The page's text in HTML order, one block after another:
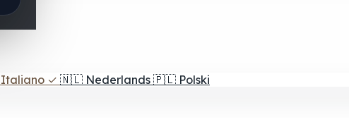
Italiano ✓ 🇳🇱 Nederlands 🇵🇱 Polski